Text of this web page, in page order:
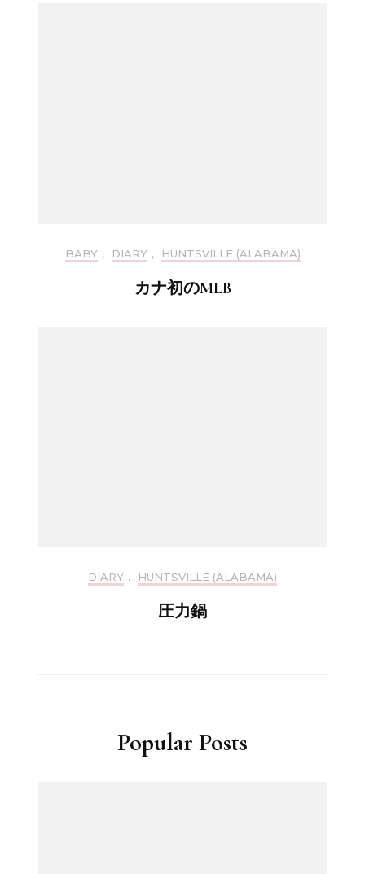
BABY , DIARY , HUNTSVILLE (ALABAMA)
カナ初のMLB
DIARY , HUNTSVILLE (ALABAMA)
圧力鍋
Popular Posts